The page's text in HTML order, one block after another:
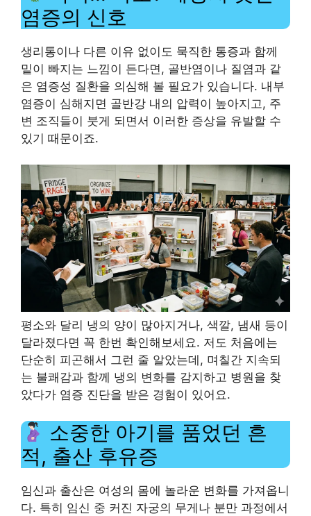
염증의 신호
생리통이나 다른 이유 없이도 묵직한 통증과 함께
밑이 빠지는 느낌이 든다면, 골반염이나 질염과 같
은 염증성 질환을 의심해 볼 필요가 있습니다. 내부
염증이 심해지면 골반강 내의 압력이 높아지고, 주
변 조직들이 붓게 되면서 이러한 증상을 유발할 수
있기 때문이죠.
평소와 달리 냉의 양이 많아지거나, 색깔, 냄새 등이
달라졌다면 꼭 한번 확인해보세요. 저도 처음에는
단순히 피곤해서 그런 줄 알았는데, 며칠간 지속되
는 불쾌감과 함께 냉의 변화를 감지하고 병원을 찾
았다가 염증 진단을 받은 경험이 있어요.
소중한 아기를 품었던 흔
적, 출산 후유증
임신과 출산은 여성의 몸에 놀라운 변화를 가져옵니
다. 특히 임신 중 커진 자궁의 무게나 분만 과정에서